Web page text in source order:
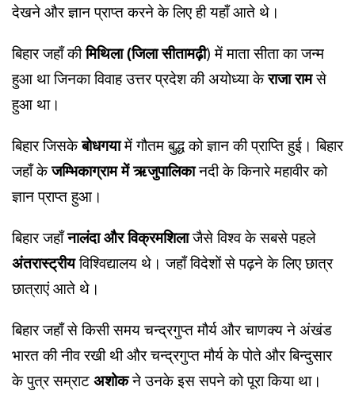
देखने और ज्ञान प्राप्त करने के लिए ही यहाँ आते थे।
बिहार जहाँ कीमिथिला (जिला सीतामढ़ी) में माता सीता का जन्म
हुआ था जिनका विवाह उत्तर प्रदेश की अयोध्या केराजा रामसे
हुआ था।
बिहार जिसकेबोधगयामें गौतम बुद्ध को ज्ञान की प्राप्ति हुई। बिहार
जहाँ केजम्भिकाग्राम में ऋजुपालिकानदी के किनारे महावीर को
ज्ञान प्राप्त हुआ।
बिहार जहाँनालंदा और विक्रमशिलाजैसे विश्व के सबसे पहले
अंतरास्ट्रीयविश्विद्यालय थे। जहाँ विदेशों से पढ़ने के लिए छात्र
छात्राएं आते थे।
बिहार जहाँ से किसी समय चन्द्रगुप्त मौर्य और चाणक्य ने अंखंड
भारत की नीव रखी थी और चन्द्रगुप्त मौर्य के पोते और बिन्दुसार
के पुत्र सम्राटअशोकने उनके इस सपने को पूरा किया था।